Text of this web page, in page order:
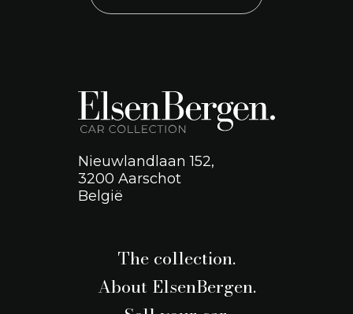
Nieuwlandlaan 152,
3200 Aarschot
België
The collection.
About ElsenBergen.